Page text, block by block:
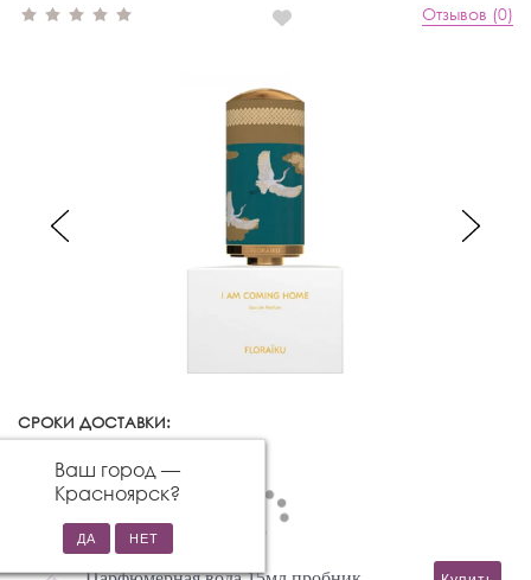
Отзывов (0)
СРОКИ ДОСТАВКИ:
Ваш город —
Красноярск?